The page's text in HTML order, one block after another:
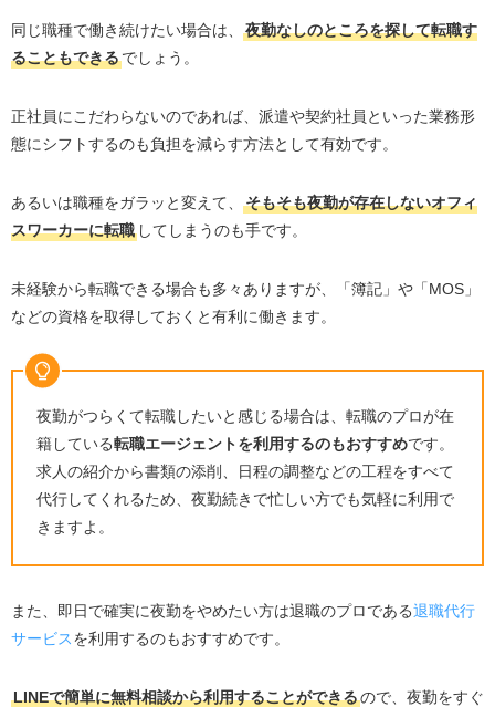
同じ職種で働き続けたい場合は、
夜勤なしのところを探して転職す
ることもできるでしょう。
正社員にこだわらないのであれば、派遣や契約社員といった業務形
態にシフトするのも負担を減らす方法として有効です。
あるいは職種をガラッと変えて、
そもそも夜勤が存在しないオフィ
スワーカーに転職してしまうのも手です。
未経験から転職できる場合も多々ありますが、「簿記」や「MOS」
などの資格を取得しておくと有利に働きます。
夜勤がつらくて転職したいと感じる場合は、転職のプロが在
籍している転職エージェントを利用するのもおすすめです。
求人の紹介から書類の添削、日程の調整などの工程をすべて
代行してくれるため、夜勤続きで忙しい方でも気軽に利用で
きますよ。
また、即日で確実に夜勤をやめたい方は退職のプロである退職代行
サービスを利用するのもおすすめです。
LINEで簡単に無料相談から利用することができるので、夜勤をすぐ